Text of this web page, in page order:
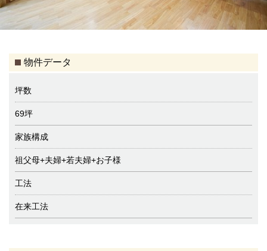
物件データ
坪数
69坪
家族構成
祖父母+夫婦+若夫婦+お子様
工法
在来工法